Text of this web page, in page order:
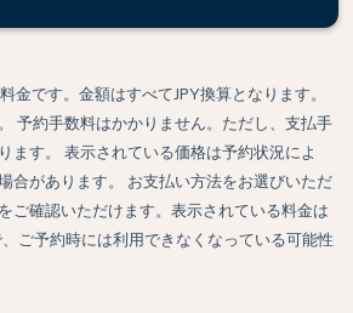
金です。金額はすべてJPY換算となります。
予約手数料はかかりません。ただし、支払手
ます。 表示されている価格は予約状況によ
合があります。 お支払い方法をお選びいただ
ご確認いただけます。表示されている料金は
ご予約時には利用できなくなっている可能性